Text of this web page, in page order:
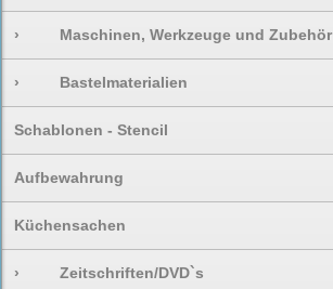
› Maschinen, Werkzeuge und Zubehör
› Bastelmaterialien
Schablonen - Stencil
Aufbewahrung
Küchensachen
› Zeitschriften/DVD`s